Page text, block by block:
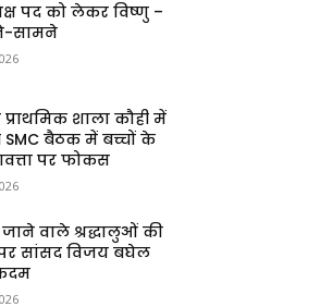
पद को लेकर विष्णु –
सामने
शाला कौही में
बैठक में बच्चों के
पर फोकस
जाने वाले श्रद्धालुओं की
सांसद विजय बघेल